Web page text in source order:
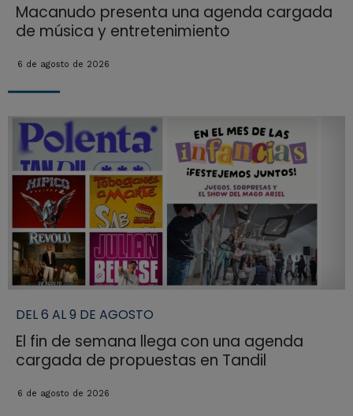
Macanudo presenta una agenda cargada
de música y entretenimiento
6 de agosto de 2026
DEL 6 AL 9 DE AGOSTO
El fin de semana llega con una agenda
cargada de propuestas en Tandil
6 de agosto de 2026